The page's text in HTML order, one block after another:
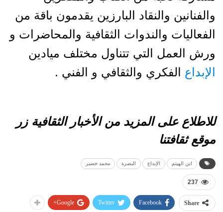
والفنانين والنقاد البارزين يقدمون باقة من
الفعاليات والندوات الثقافية والمحاضرات و
ورش العمل التي تتناول مختلف ميادين
الإبداع الفكري والثقافي و الفني .
للاطلاع على المزيد منالأخبار الثقافية زر
موقعثقافتنا
ابن الهيثم الإبداع البصرة محمد خضير
237
Share
Facebook
Twitter
Google+